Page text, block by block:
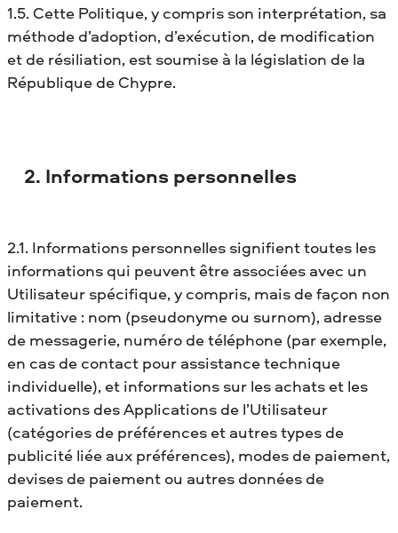
1.5. Cette Politique, y compris son interprétation, sa
méthode d’adoption, d’exécution, de modification
et de résiliation, est soumise à la législation de la
République de Chypre.
2. Informations personnelles
2.1. Informations personnelles signifient toutes les
informations qui peuvent être associées avec un
Utilisateur spécifique, y compris, mais de façon non
limitative : nom (pseudonyme ou surnom), adresse
de messagerie, numéro de téléphone (par exemple,
en cas de contact pour assistance technique
individuelle), et informations sur les achats et les
activations des Applications de l’Utilisateur
(catégories de préférences et autres types de
publicité liée aux préférences), modes de paiement,
devises de paiement ou autres données de
paiement.